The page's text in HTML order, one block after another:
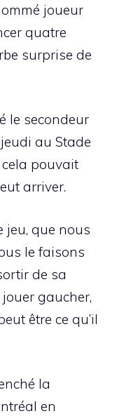
joueur
quatre
surprise de
le secondeur
au Stade
cela pouvait
arriver.
jeu, que nous
le faisons
de sa
gaucher,
être ce qu’il
la
en